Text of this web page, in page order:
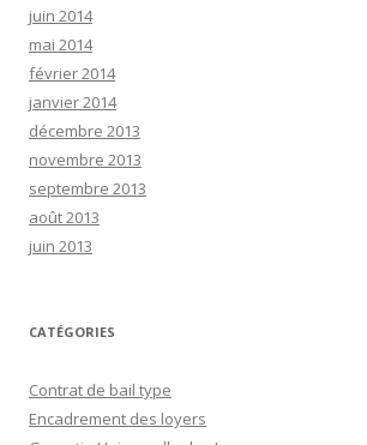
juin 2014
mai 2014
février 2014
janvier 2014
décembre 2013
novembre 2013
septembre 2013
août 2013
juin 2013
CATÉGORIES
Contrat de bail type
Encadrement des loyers